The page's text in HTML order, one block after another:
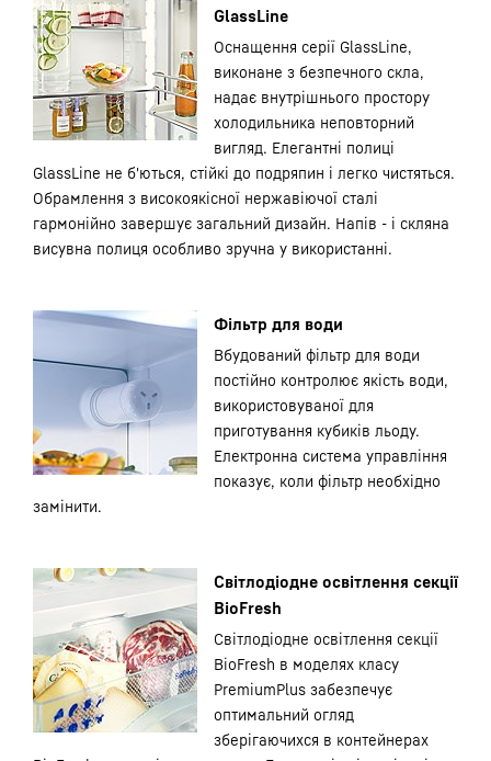
GlassLine
Оснащення серії GlassLine,
виконане з безпечного скла,
надає внутрішнього простору
холодильника неповторний
вигляд. Елегантні полиці
GlassLine не б'ються, стійкі до подряпин і легко чистяться.
Обрамлення з високоякісної нержавіючої сталі
гармонійно завершує загальний дизайн. Напів - і скляна
висувна полиця особливо зручна у використанні.
Фільтр для води
Вбудований фільтр для води
постійно контролює якість води,
використовуваної для
приготування кубиків льоду.
Електронна система управління
показує, коли фільтр необхідно
замінити.
Світлодіодне освітлення секції
BioFresh
Світлодіодне освітлення секції
BioFresh в моделях класу
PremiumPlus забезпечує
оптимальний огляд
зберігаючихся в контейнерах